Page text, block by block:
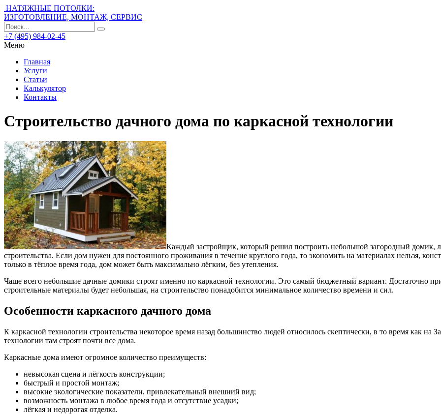
НАТЯЖНЫЕ ПОТОЛКИ:
ИЗГОТОВЛЕНИЕ, МОНТАЖ, СЕРВИС
+7 (495) 984-02-45
Меню
Главная
Услуги
Статьи
Калькулятор
Контакты
Строительство дачного дома по каркасной технологии
Каждый застройщик, который решил построить небольшой загородный домик,
строительства. Если дом нужен для постоянного проживания в течение круглого года, то экономить на материалах нельзя,
только в тёплое время года, дом может быть максимально лёгким, без утепления.
Чаще всего небольшие дачные домики строят именно по каркасной технологии. Это самый бюджетный вариант. Достаточно
строительные материалы будет небольшая, на строительство понадобится минимальное количество времени и сил.
Особенности каркасного дачного дома
К каркасной технологии строительства некоторое время назад большинство людей относилось скептически, в то время как на
технологии там строят почти все дома.
Каркасные дома имеют огромное количество преимуществ:
невысокая сцена и лёгкость конструкции;
быстрый и простой монтаж;
высокие экологические показатели, привлекательный внешний вид;
возможность монтажа в любое время года и отсутствие усадки;
лёгкая и недорогая отделка.